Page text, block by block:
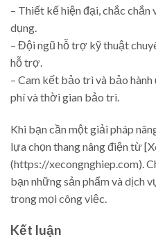
– Thiết kế hiện đại, chắc chắn
dụng.
– Đội ngũ hỗ trợ kỹ thuật
hỗ trợ.
– Cam kết bảo trì và bảo
phí và thời gian bảo trì.
Khi bạn cần một giải pháp
lựa chọn thang nâng điện từ
(https://xecongnghiep.com).
bạn những sản phẩm và dịch
trong mọi công việc.
Kết luận